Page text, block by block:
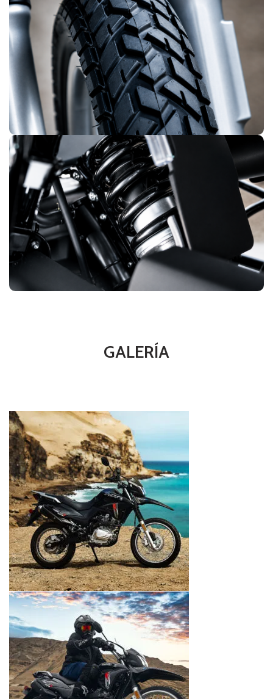
LLANTAS MULTIPROPÓSITO
Rodadura mixta de alto desempeño para asfalto, pistas
afirmadas y terreno irregular. Agarre firme, durabilidad
comprobada y tracción estable en el Perú real, no en
condiciones ideales.
SUSPENSIÓN TRASERA
MONOSHOCK
Absorción progresiva de impactos que estabiliza la moto y
reduce la fatiga en recorridos prolongados. Una solución
técnica de motos de mayor segmento, disponible de serie
en la NK160.
GALERÍA